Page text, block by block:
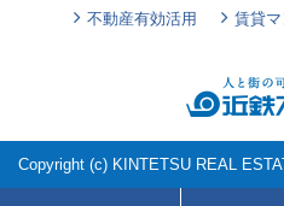
不動産有効活用
賃貸
Copyright (c) KINTETSU REAL